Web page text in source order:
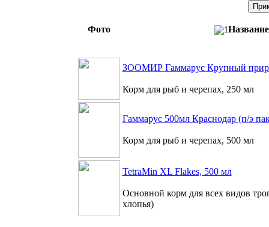
Фото Название
ЗООМИР Гаммарус Крупный
Корм для рыб и черепах, 250 мл
Гаммарус 500мл Краснодар (п/э
Корм для рыб и черепах, 500 мл
TetraMin XL Flakes, 500 мл
Основной корм для всех видов
хлопья)